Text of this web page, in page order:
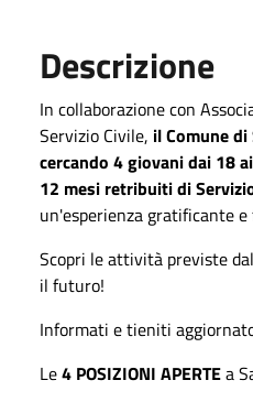
Descrizione
In collaborazione con
Servizio Civile, il Comune
cercando 4 giovani dai 18
12 mesi retribuiti di
un'esperienza gratificante
Scopri le attività previste
il futuro!
Informati e tieniti
Le4 POSIZIONI APERTEa